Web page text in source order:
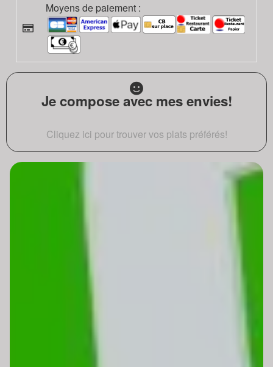
Moyens de paiement :
Je compose avec mes envies!
Cliquez ici pour trouver vos plats préférés!